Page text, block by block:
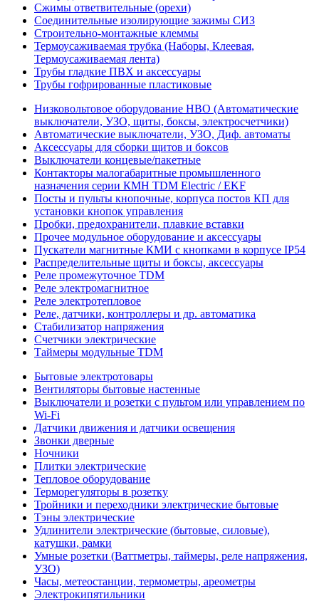
Сжимы ответвительные (орехи)
Соединительные изолирующие зажимы СИЗ
Строительно-монтажные клеммы
Термоусаживаемая трубка (Наборы, Клеевая,
Термоусаживаемая лента)
Трубы гладкие ПВХ и аксессуары
Трубы гофрированные пластиковые
Низковольтовое оборудование НВО (Автоматические
выключатели, УЗО, щиты, боксы, электросчетчики)
Автоматические выключатели, УЗО, Диф. автоматы
Аксессуары для сборки щитов и боксов
Выключатели концевые/пакетные
Контакторы малогабаритные промышленного
назначения серии КМН TDM Electric / EKF
Посты и пульты кнопочные, корпуса постов КП для
установки кнопок управления
Пробки, предохранители, плавкие вставки
Прочее модульное оборудование и аксессуары
Пускатели магнитные КМИ с кнопками в корпусе IP54
Распределительные щиты и боксы, аксессуары
Реле промежуточное TDM
Реле электромагнитное
Реле электротепловое
Реле, датчики, контроллеры и др. автоматика
Стабилизатор напряжения
Счетчики электрические
Таймеры модульные TDM
Бытовые электротовары
Вентиляторы бытовые настенные
Выключатели и розетки с пультом или управлением по
Wi-Fi
Датчики движения и датчики освещения
Звонки дверные
Ночники
Плитки электрические
Тепловое оборудование
Терморегуляторы в розетку
Тройники и переходники электрические бытовые
Тэны электрические
Удлинители электрические (бытовые, силовые),
катушки, рамки
Умные розетки (Ваттметры, таймеры, реле напряжения,
УЗО)
Часы, метеостанции, термометры, ареометры
Электрокипятильники